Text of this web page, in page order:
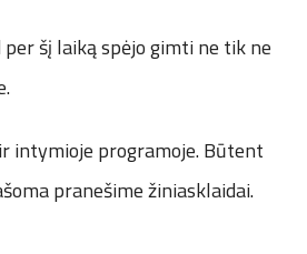
šį laiką spėjo gimti ne tik ne
intymioje programoje. Būtent
pranešime žiniasklaidai.